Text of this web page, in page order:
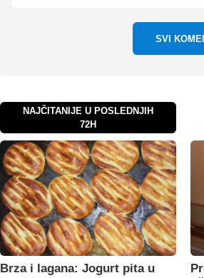
SVI
NAJČITANIJE U POSLEDNJIH
72H
Brza i lagana: Jogurt pita u